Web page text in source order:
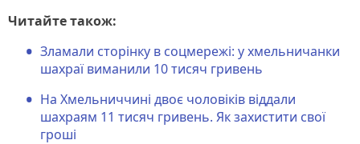
Читайте також:
Зламали сторінку в соцмережі: у хмельничанки
шахраї виманили 10 тисяч гривень
На Хмельниччині двоє чоловіків віддали
шахраям 11 тисяч гривень. Як захистити свої
гроші